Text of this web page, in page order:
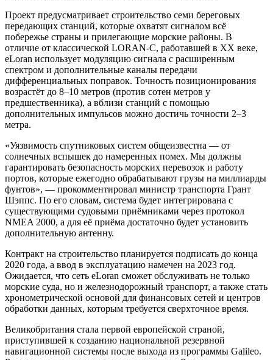
Проект предусматривает строительство семи береговых
передающих станций, которые охватят сигналом всё
побережье страны и прилегающие морские районы. В
отличие от классической LORAN-C, работавшей в XX веке,
eLoran использует модуляцию сигнала с расширенным
спектром и дополнительные каналы передачи
дифференциальных поправок. Точность позиционирования
возрастёт до 8–10 метров (против сотен метров у
предшественника), а вблизи станций с помощью
дополнительных импульсов можно достичь точности 2–3
метра.
«Уязвимость спутниковых систем общеизвестна — от
солнечных вспышек до намеренных помех. Мы должны
гарантировать безопасность морских перевозок и работу
портов, которые ежегодно обрабатывают грузы на миллиарды
фунтов», — прокомментировал министр транспорта Грант
Шэппс. По его словам, система будет интегрирована с
существующими судовыми приёмниками через протокол
NMEA 2000, а для её приёма достаточно будет установить
дополнительную антенну.
Контракт на строительство планируется подписать до конца
2020 года, а ввод в эксплуатацию намечен на 2023 год.
Ожидается, что сеть eLoran сможет обслуживать не только
морские суда, но и железнодорожный транспорт, а также стать
хронометрической основой для финансовых сетей и центров
обработки данных, которым требуется сверхточное время.
Великобритания стала первой европейской страной,
приступившей к созданию национальной резервной
навигационной системы после выхода из программы Galileo.